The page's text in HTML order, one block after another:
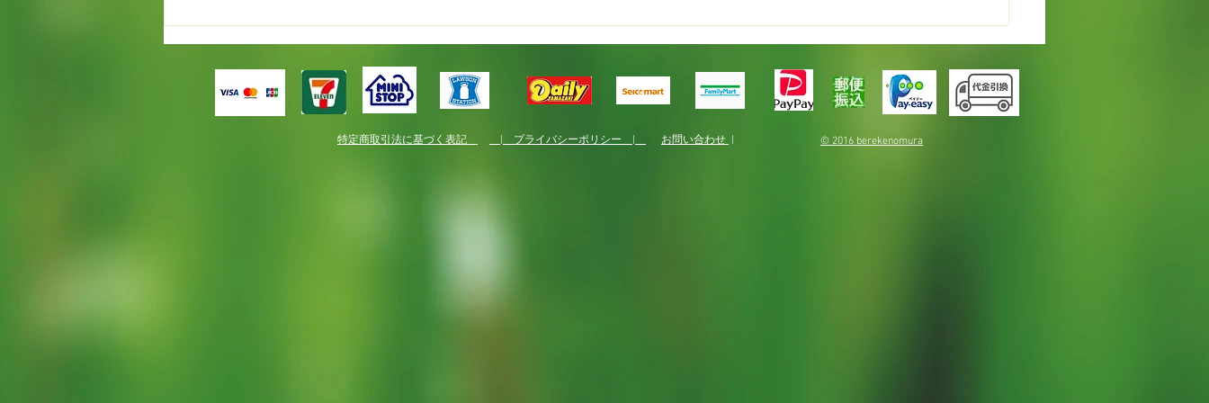
くり
特定商取引法に基づく表記 | プライバシーポリシー | © 2016 berekenomura
お問い合わせ